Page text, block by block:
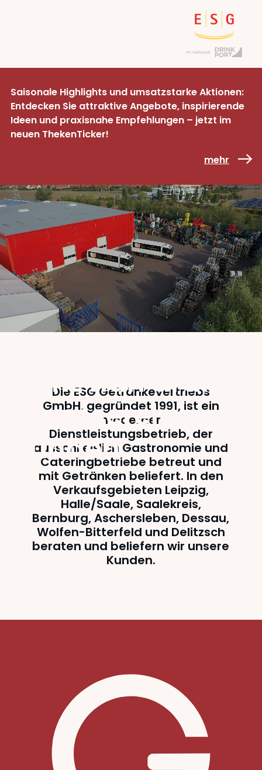
Saisonale Highlights und umsatzstarke Aktionen:
Entdecken Sie attraktive Angebote, inspirierende
Ideen und praxisnahe Empfehlungen – jetzt im
neuen ThekenTicker!
mehr
Ganz nah dran
an unseren
Kunden.
Die ESG Getränkevertriebs
GmbH, gegründet 1991, ist ein
moderner
Dienstleistungsbetrieb, der
ausschließlich Gastronomie und
Cateringbetriebe betreut und
mit Getränken beliefert. In den
Verkaufsgebieten Leipzig,
Halle/Saale, Saalekreis,
Bernburg, Aschersleben, Dessau,
Wolfen-Bitterfeld und Delitzsch
beraten und beliefern wir unsere
Kunden.